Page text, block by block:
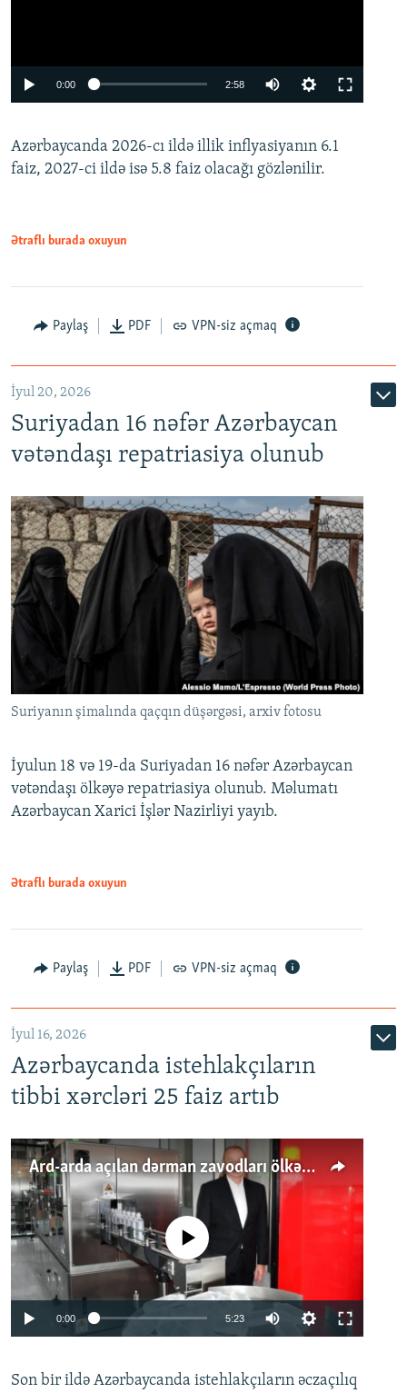
Auto
0:00 2:58
360p
480p
Azərbaycanda 2026-cı ildə illik inflyasiyanın 6.1
faiz, 2027-ci ildə isə 5.8 faiz olacağı gözlənilir.
Ətraflı burada oxuyun
Paylaş PDF VPN-siz açmaq
İyul 20, 2026
Suriyadan 16 nəfər Azərbaycan
vətəndaşı repatriasiya olunub
Suriyanın şimalında qaçqın düşərgəsi, arxiv fotosu
İyulun 18 və 19-da Suriyadan 16 nəfər Azərbaycan
vətəndaşı ölkəyə repatriasiya olunub. Məlumatı
Azərbaycan Xarici İşlər Nazirliyi yayıb.
Ətraflı burada oxuyun
Paylaş PDF VPN-siz açmaq
İyul 16, 2026
Azərbaycanda istehlakçıların
tibbi xərcləri 25 faiz artıb
Ard-arda açılan dərman zavodları ölkənin tələbatını ödəyirmi?
No media source currently available
0:00 5:23
360p
Son bir ildə Azərbaycanda istehlakçıların əczaçılıq